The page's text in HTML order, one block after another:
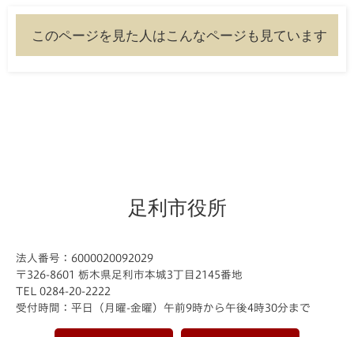
このページを見た人はこんなページも見ています
足利市役所
法人番号：6000020092029
〒326-8601 栃木県足利市本城3丁目2145番地
TEL 0284-20-2222
受付時間：平日（月曜-金曜）午前9時から午後4時30分まで